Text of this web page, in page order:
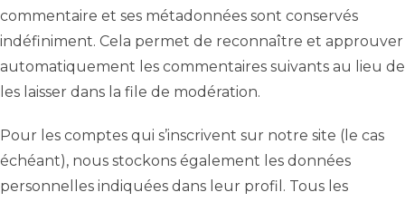
commentaire et ses métadonnées sont conservés
indéfiniment. Cela permet de reconnaître et approuver
automatiquement les commentaires suivants au lieu de
les laisser dans la file de modération.
Pour les comptes qui s’inscrivent sur notre site (le cas
échéant), nous stockons également les données
personnelles indiquées dans leur profil. Tous les